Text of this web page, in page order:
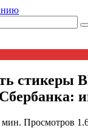
стикеры
мин. Просмотров